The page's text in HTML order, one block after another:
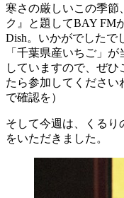
寒さの厳しいこの季節
ク』と題してBAY FM
Dish。いかがでしたで
「千葉県産いちご」
していますので、ぜ
たら参加してください
で確認を）
そして今週は、くるり
をいただきました。